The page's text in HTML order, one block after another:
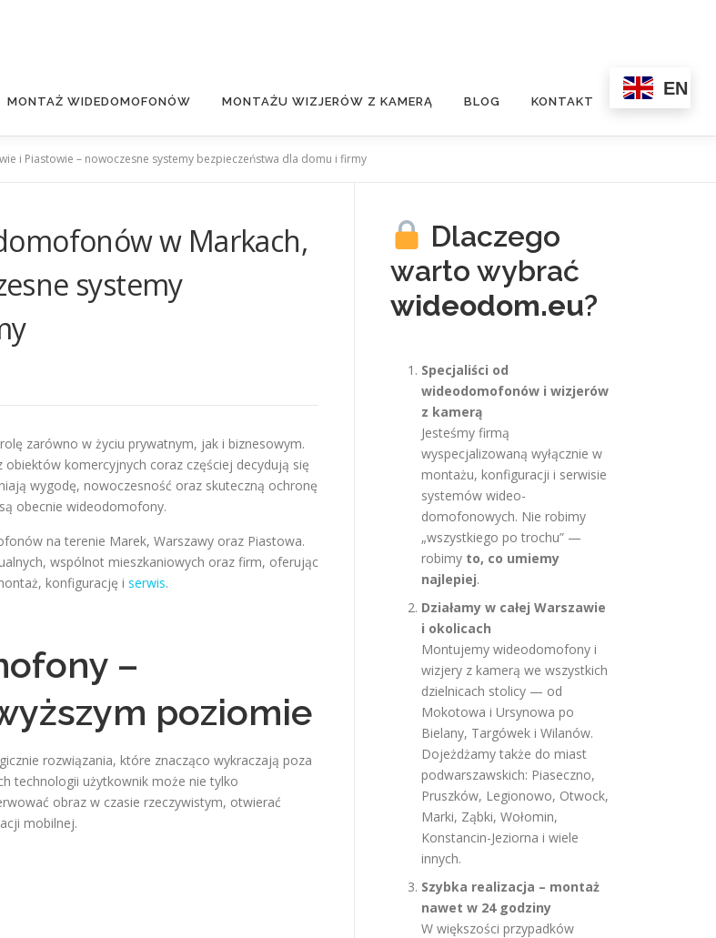
MONTAŻ WIDEDOMOFONÓW MONTAŻU WIZJERÓW Z KAMERĄ BLOG KONTAKT
EN
i Piastowie – nowoczesne systemy bezpieczeństwa dla domu i firmy
w Markach,
systemy
zarówno w życiu prywatnym, jak i biznesowym.
komercyjnych coraz częściej decydują się
wygodę, nowoczesność oraz skuteczną ochronę
obecnie wideodomofony.
na terenie Marek, Warszawy oraz Piastowa.
wspólnot mieszkaniowych oraz firm, oferując
konfigurację i serwis.
–
poziomie
rozwiązania, które znacząco wykraczają poza
technologii użytkownik może nie tylko
obraz w czasie rzeczywistym, otwierać
mobilnej.
Dlaczego
warto wybrać
wideodom.eu?
Specjaliści od
wideodomofonów i wizjerów
z kamerą
Jesteśmy firmą
wyspecjalizowaną wyłącznie w
montażu, konfiguracji i serwisie
systemów wideo-
domofonowych. Nie robimy
„wszystkiego po trochu” —
robimy to, co umiemy
najlepiej.
Działamy w całej Warszawie
i okolicach
Montujemy wideodomofony i
wizjery z kamerą we wszystkich
dzielnicach stolicy — od
Mokotowa i Ursynowa po
Bielany, Targówek i Wilanów.
Dojeżdżamy także do miast
podwarszawskich: Piaseczno,
Pruszków, Legionowo, Otwock,
Marki, Ząbki, Wołomin,
Konstancin-Jeziorna i wiele
innych.
Szybka realizacja – montaż
nawet w 24 godziny
W większości przypadków